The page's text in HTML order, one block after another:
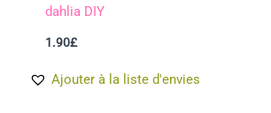
dahlia DIY
1.90£
Ajouter à la liste d'envies